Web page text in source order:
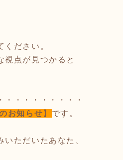
ください。
視点が見つかると
・・・・・・・・・
お知らせ 】 です。
いただいたあなた、